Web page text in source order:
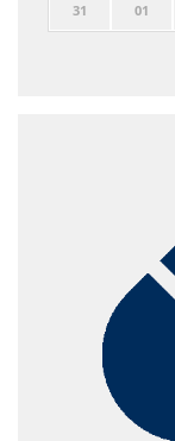
31 01